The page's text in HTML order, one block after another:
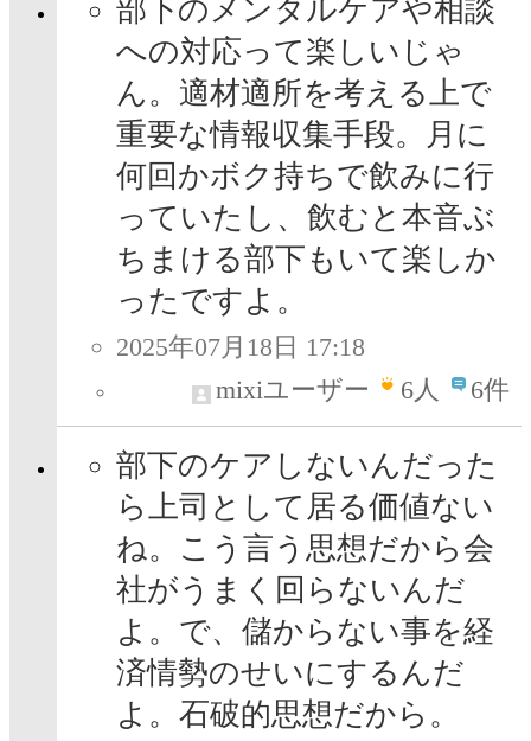
部下のメンタルケアや相談
への対応って楽しいじゃ
ん。適材適所を考える上で
重要な情報収集手段。月に
何回かボク持ちで飲みに行
っていたし、飲むと本音ぶ
ちまける部下もいて楽しか
ったですよ。
2025年07月18日 17:18
mixiユーザー
6人 6件
部下のケアしないんだった
ら上司として居る価値ない
ね。こう言う思想だから会
社がうまく回らないんだ
よ。で、儲からない事を経
済情勢のせいにするんだ
よ。石破的思想だから。